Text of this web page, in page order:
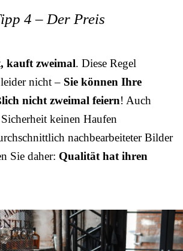
4 – Der Preis
kauft zweimal. Diese Regel
nicht – Sie können Ihre
nicht zweimal feiern! Auch
keinen Haufen
nachbearbeiteter Bilder
Sie daher: Qualität hat ihren